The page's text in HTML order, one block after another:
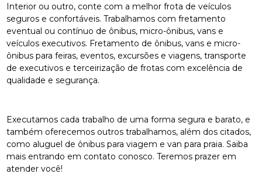
Interior ou outro, conte com a melhor frota de veículos
seguros e confortáveis. Trabalhamos com fretamento
eventual ou contínuo de ônibus, micro-ônibus, vans e
veículos executivos. Fretamento de ônibus, vans e micro-
ônibus para feiras, eventos, excursões e viagens, transporte
de executivos e terceirização de frotas com excelência de
qualidade e segurança.
Executamos cada trabalho de uma forma segura e barato, e
também oferecemos outros trabalhamos, além dos citados,
como aluguel de ônibus para viagem e van para praia. Saiba
mais entrando em contato conosco. Teremos prazer em
atender você!